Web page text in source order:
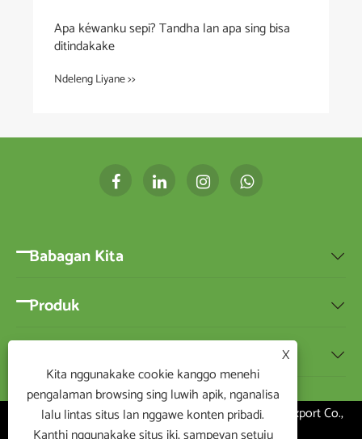
Apa kéwanku sepi? Tandha lan apa sing bisa
ditindakake
Ndeleng Liyane >>
Babagan Kita 
Produk 

Hak Cipta ©2020 Ningbo BEST-HOME Import and Export Co.,
X
Kita nggunakake cookie kanggo menehi
pengalaman browsing sing luwih apik, nganalisa
lalu lintas situs lan nggawe konten pribadi.